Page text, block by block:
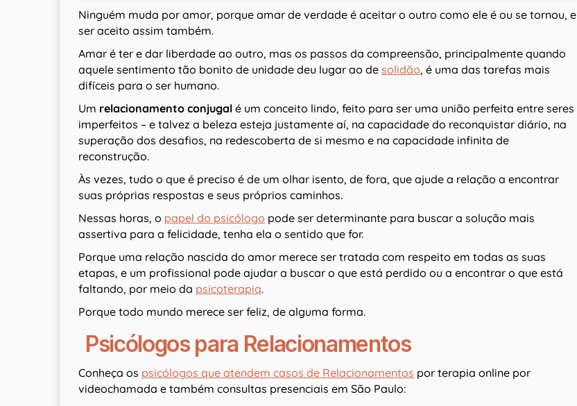
Ninguém muda por amor, porque amar de verdade é aceitar o outro como ele é ou se tornou, e
ser aceito assim também.
Amar é ter e dar liberdade ao outro, mas os passos da compreensão, principalmente quando
aquele sentimento tão bonito de unidade deu lugar ao de solidão, é uma das tarefas mais
difíceis para o ser humano.
Um relacionamento conjugal é um conceito lindo, feito para ser uma união perfeita entre seres
imperfeitos – e talvez a beleza esteja justamente aí, na capacidade do reconquistar diário, na
superação dos desafios, na redescoberta de si mesmo e na capacidade infinita de
reconstrução.
Às vezes, tudo o que é preciso é de um olhar isento, de fora, que ajude a relação a encontrar
suas próprias respostas e seus próprios caminhos.
Nessas horas, o papel do psicólogo pode ser determinante para buscar a solução mais
assertiva para a felicidade, tenha ela o sentido que for.
Porque uma relação nascida do amor merece ser tratada com respeito em todas as suas
etapas, e um profissional pode ajudar a buscar o que está perdido ou a encontrar o que está
faltando, por meio da psicoterapia.
Porque todo mundo merece ser feliz, de alguma forma.
Psicólogos para Relacionamentos
Conheça os psicólogos que atendem casos de Relacionamentos por terapia online por
videochamada e também consultas presenciais em São Paulo: